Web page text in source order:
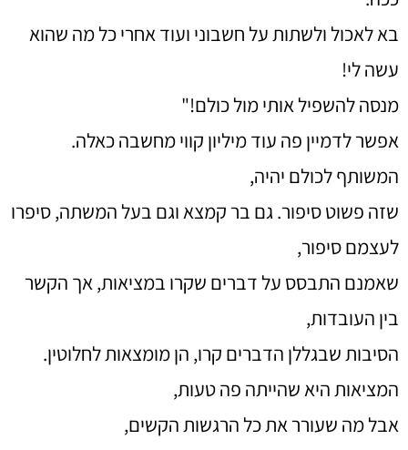
בא לאכול ולשתות על חשבוני ועוד אחרי כל מה שהוא
עשה לי!
מנסה להשפיל אותי מול כולם!"
אפשר לדמיין פה עוד מיליון קווי מחשבה כאלה.
המשותף לכולם יהיה,
שזה פשוט סיפור. גם בר קמצא וגם בעל המשתה, סיפרו
לעצמם סיפור,
שאמנם התבסס על דברים שקרו במציאות, אך הקשר
בין העובדות,
הסיבות שבגללן הדברים קרו, הן מומצאות לחלוטין.
המציאות היא שהייתה פה טעות,
אבל מה שעורר את כל הרגשות הקשים,